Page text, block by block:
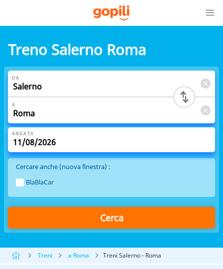
Treno Salerno Roma
DA
A
ANDATA
Cercare anche (nuova finestra) :
BlaBlaCar
Cerca
Treni a Roma Treni Salerno - Roma